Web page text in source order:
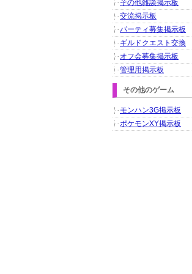
その他雑談掲示板
交流掲示板
パーティ募集掲示板
ギルドクエスト交換
オフ会募集掲示板
管理用掲示板
その他のゲーム
モンハン3G掲示板
ポケモンXY掲示板